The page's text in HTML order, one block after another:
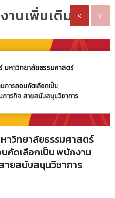
านเพิ่มเติม
าวิทยาลัยธรรมศาสตร์
คัดเลือกเป็น พนักงาน
ายสนับสนุนวิชาการ
‹ ›